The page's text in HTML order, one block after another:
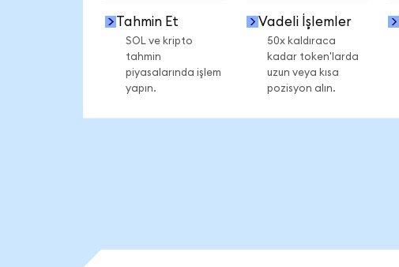
Tahmin Et
SOL ve kripto
tahmin
piyasalarında işlem
yapın.
Vadeli İşlemler
50x kaldıraca
kadar token'larda
uzun veya kısa
pozisyon alın.